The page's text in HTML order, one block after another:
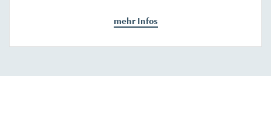
mehr Infos